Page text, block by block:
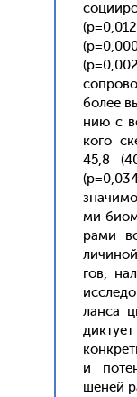
бо­лее
нию с
ко­го
45,8
ми
ра­ми
гов,
лан­са
и
шеней